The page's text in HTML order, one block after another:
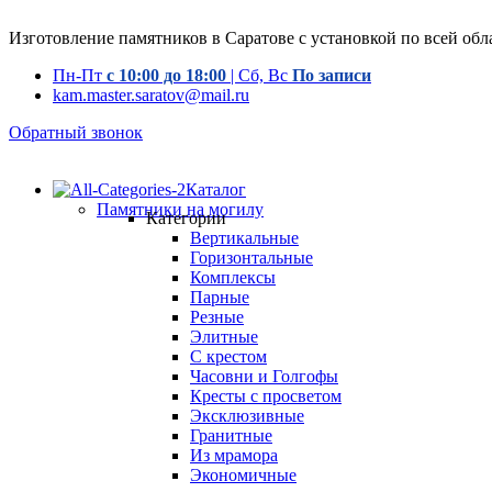
Изготовление памятников в Саратове с установкой по всей
Пн-Пт с 10:00 до 18:00 | Сб, Вс По записи
kam.master.saratov@mail.ru
Обратный звонок
Каталог
Памятники на могилу
Категории
Вертикальные
Горизонтальные
Комплексы
Парные
Резные
Элитные
С крестом
Часовни и Голгофы
Кресты с просветом
Эксклюзивные
Гранитные
Из мрамора
Экономичные